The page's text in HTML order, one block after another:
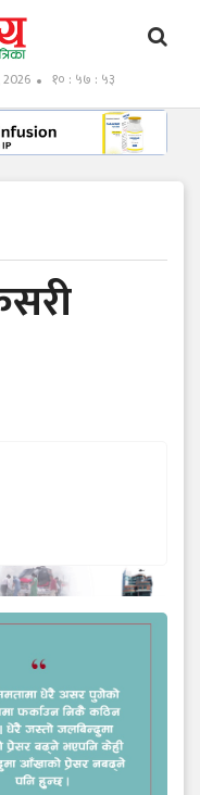
१० : ५७ : ५४